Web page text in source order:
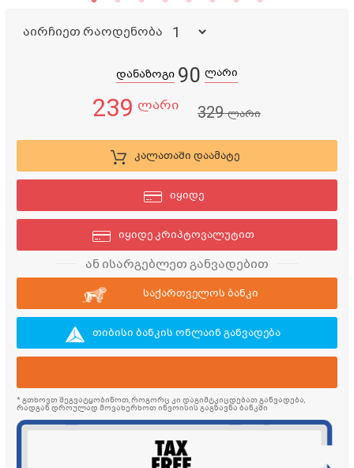
აირჩიეთ რაოდენობა
დანაზოგი 90 ლარი
239 ლარი 329ლარი
კალათაში დაამატე
იყიდე
იყიდე კრიპტოვალუტით
ან ისარგებლეთ განვადებით
საქართველოს ბანკი
თიბისი ბანკის ონლაინ განვადება
* გთხოვთ შეგვატყობინოთ, როგორც კი დაგიმტკიცდებათ განვადება,
რადგან დროულად მოვახერხოთ ინვოისის გაგზავნა ბანკში